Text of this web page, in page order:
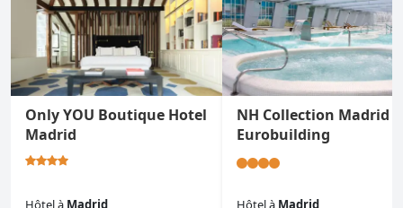
Only YOU Boutique Hotel
Madrid
Hôtelà Madrid
NH Collection Madrid
Eurobuilding
Hôtelà Madrid